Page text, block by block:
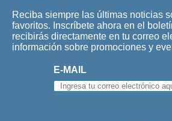
Reciba siempre las últimas noticias
favoritos. Inscríbete ahora en el
recibirás directamente en tu correo
información sobre promociones y
E-MAIL